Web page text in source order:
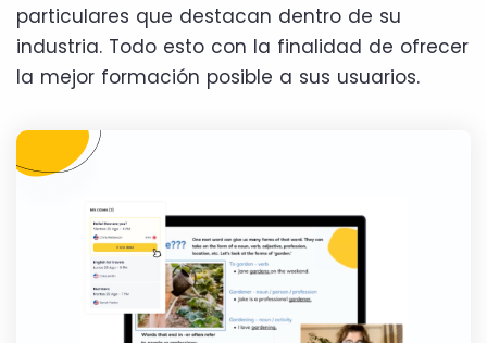
particulares que destacan dentro de su
industria. Todo esto con la finalidad de ofrecer
la mejor formación posible a sus usuarios.